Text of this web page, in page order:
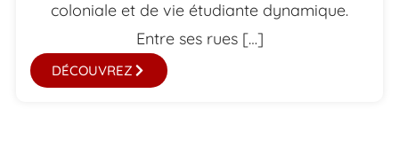
coloniale et de vie étudiante dynamique.
Entre ses rues […]
DÉCOUVREZ